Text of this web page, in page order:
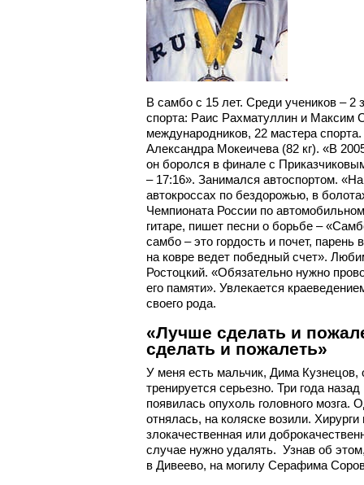
В самбо с 15 лет. Среди учеников – 2
спорта: Раис Рахматуллин и Максим
международников, 22 мастера
Александра Мокеичева (82 кг). «В
он боролся в финале с
– 17:16». Занимался автоспортом. «На
автокроссах по бездорожью, в
Чемпионата России по
гитаре, пишет песни о борьбе –
самбо – это гордость и почет,
на ковре ведет победный счет».
Ростоцкий. «Обязательно нужно
его памяти». Увлекается
своего рода.
«Лучше сделать и
сделать и пожалеть»
У меня есть мальчик, Дима
тренируется серьезно. Три года назад
появилась опухоль головного мозга.
отнялась, на коляске возили.
злокачественная или
случае нужно удалять. Узнав об
в Дивеево, на могилу Серафима